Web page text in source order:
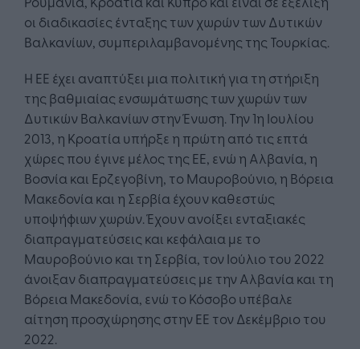
οι διαδικασίες ένταξης των χωρών των Δυτικών
Βαλκανίων, συμπεριλαμβανομένης της Τουρκίας.
Η ΕΕ έχει αναπτύξει μια πολιτική για τη στήριξη
της βαθμιαίας ενσωμάτωσης των χωρών των
Δυτικών Βαλκανίων στην Ένωση. Την 1η Ιουλίου
2013, η Κροατία υπήρξε η πρώτη από τις επτά
χώρες που έγινε μέλος της ΕΕ, ενώ η Αλβανία, η
Βοσνία και Ερζεγοβίνη, το Μαυροβούνιο, η Βόρεια
Μακεδονία και η Σερβία έχουν καθεστώς
υποψήφιων χωρών. Έχουν ανοίξει ενταξιακές
διαπραγματεύσεις και κεφάλαια με το
Μαυροβούνιο και τη Σερβία, τον Ιούλιο του 2022
άνοιξαν διαπραγματεύσεις με την Αλβανία και τη
Βόρεια Μακεδονία, ενώ το Κόσοβο υπέβαλε
αίτηση προσχώρησης στην ΕΕ τον Δεκέμβριο του
2022.